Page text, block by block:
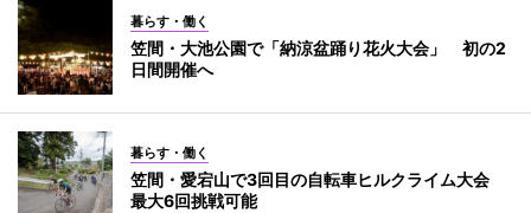
暮らす・働く
笠間・大池公園で「納涼盆踊り花火大会」 初の2
日間開催へ
暮らす・働く
笠間・愛宕山で3回目の自転車ヒルクライム大会
最大6回挑戦可能